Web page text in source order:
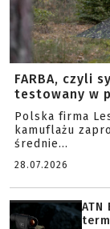
FARBA, czyli
testowany w
Polska firma
kamuflażu
średnie...
28.07.2026